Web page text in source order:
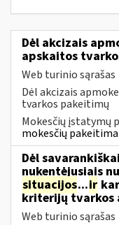
Dėl akcizais
apskaitos
Web turinio sąrašas
Dėl akcizais
tvarkos pakeitimų
Mokesčių įstatymų
mokesčių
Dėl
nukentėjusiais
situacijos...ir
kriterijų tvarkos
Web turinio sąrašas